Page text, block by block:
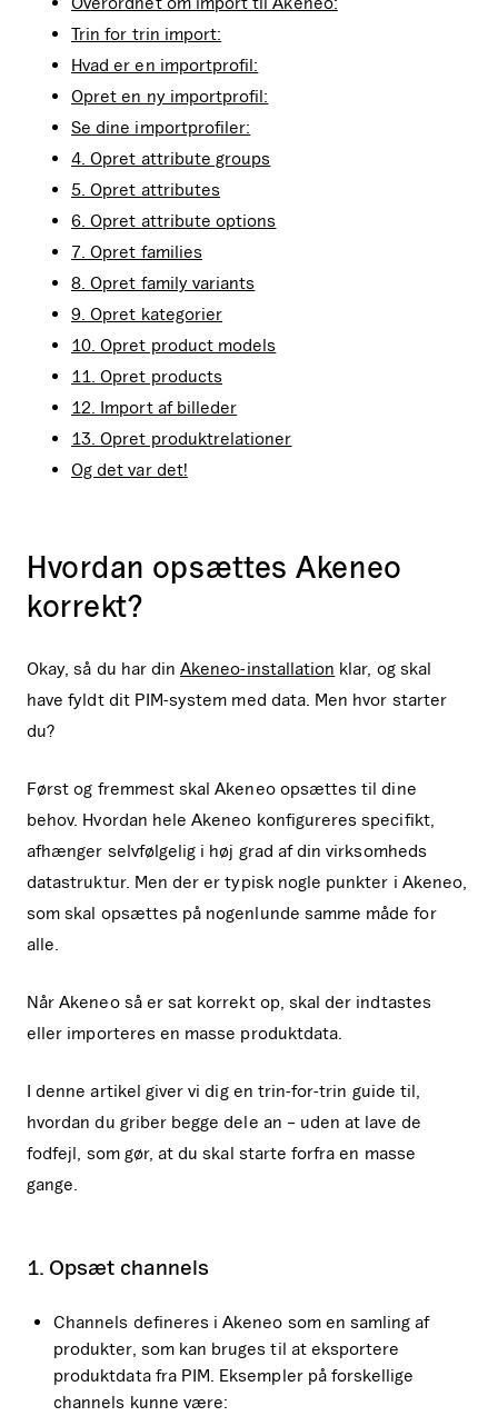
Trin for trin import:
Hvad er en importprofil:
Opret en ny importprofil:
Se dine importprofiler:
4. Opret attribute groups
5. Opret attributes
6. Opret attribute options
7. Opret families
8. Opret family variants
9. Opret kategorier
10. Opret product models
11. Opret products
12. Import af billeder
13. Opret produktrelationer
Og det var det!
Hvordan opsættes Akeneo
korrekt?
Okay, så du har dinAkeneo-installation klar, og skal
have fyldt dit PIM-system med data. Men hvor starter
du?
Først og fremmest skal Akeneo opsættes til dine
behov. Hvordan hele Akeneo konfigureres specifikt,
afhænger selvfølgelig i høj grad af din virksomheds
datastruktur. Men der er typisk nogle punkter i Akeneo,
som skal opsættes på nogenlunde samme måde for
alle.
Når Akeneo så er sat korrekt op, skal der indtastes
eller importeres en masse produktdata.
I denne artikel giver vi dig en trin-for-trin guide til,
hvordan du griber begge dele an – uden at lave de
fodfejl, som gør, at du skal starte forfra en masse
gange.
1. Opsæt channels
Channels defineres i Akeneo som en samling af
produkter, som kan bruges til at eksportere
produktdata fra PIM. Eksempler på forskellige
channels kunne være: